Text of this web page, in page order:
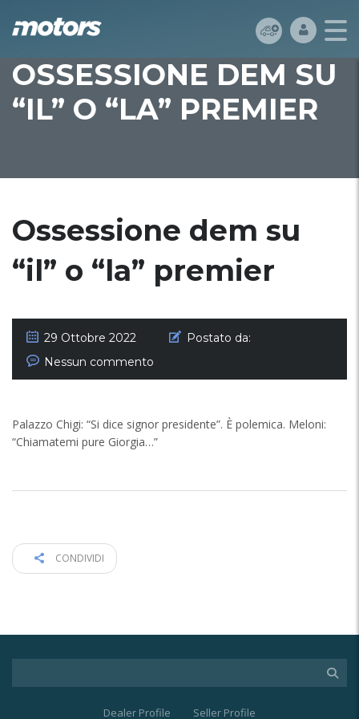
OSSESSIONE DEM SU
“IL” O “LA” PREMIER
Ossessione dem su
“il” o “la” premier
29 Ottobre 2022
Postato da:
Nessun commento
Palazzo Chigi: “Si dice signor presidente”. È polemica. Meloni:
“Chiamatemi pure Giorgia…”
CONDIVIDI
Dealer Profile Seller Profile